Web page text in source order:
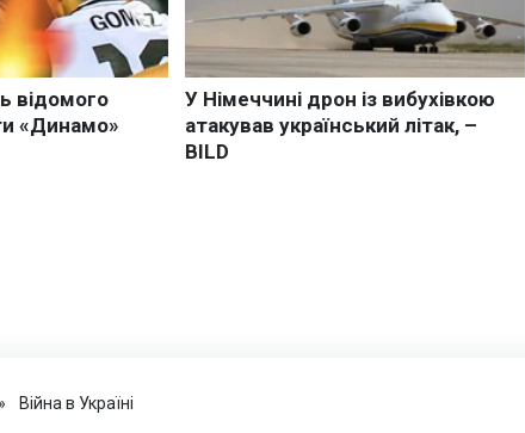
» Війна в Україні